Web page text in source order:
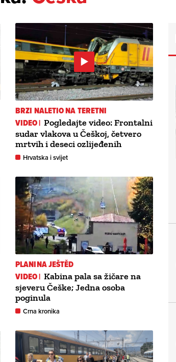
BRZI NALETIO NA TERETNI
VIDEO | Pogledajte video: Frontalni
sudar vlakova u Češkoj, četvero
mrtvih i deseci ozlijeđenih
Hrvatska i svijet
PLANINA JEŠTĚD
VIDEO | Kabina pala sa žičare na
sjeveru Češke; Jedna osoba
poginula
Crna kronika